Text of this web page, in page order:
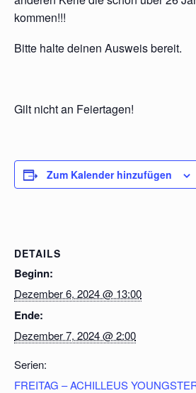
kommen!!!
Bitte halte deinen Ausweis bereit.
Gilt nicht an Feiertagen!
Zum Kalender hinzufügen
DETAILS
Beginn:
Dezember 6, 2024 @ 13:00
Ende:
Dezember 7, 2024 @ 2:00
Serien:
FREITAG – ACHILLEUS